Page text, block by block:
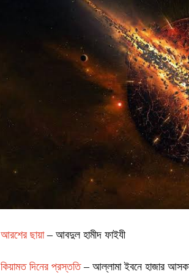
আরশের ছায়া– আবদুল হামীদ ফাইযী
কিয়ামত দিনের প্রস্ততি– আল্লামা ইবনে হাজার